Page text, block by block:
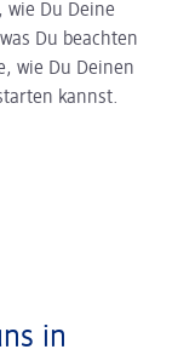
wie Du Deine
Du beachten
wie Du Deinen
kannst.
in